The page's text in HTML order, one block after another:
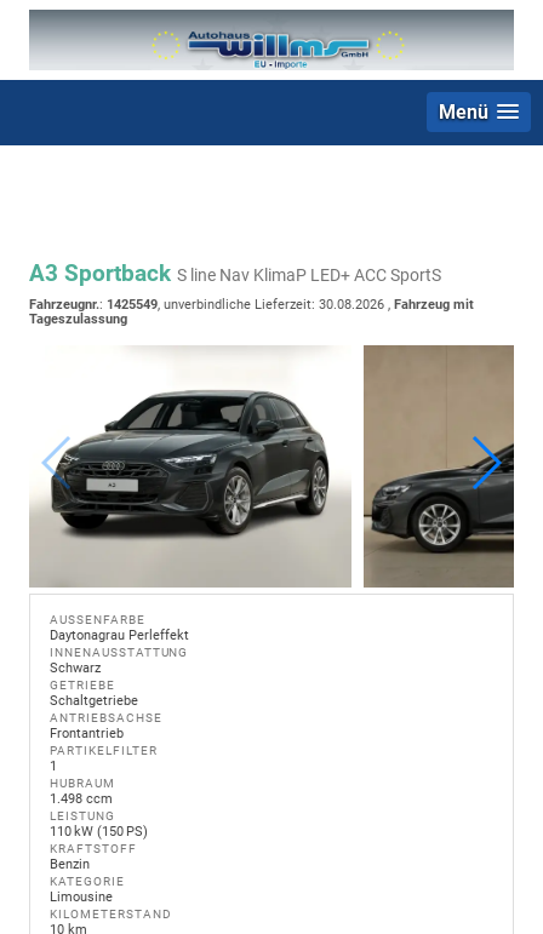
Menü
A3 Sportback S line Nav KlimaP LED+ ACC SportS
Fahrzeugnr.: 1425549, unverbindliche Lieferzeit: 30.08.2026 , Fahrzeug mit
Tageszulassung
AUSSENFARBE
Daytonagrau Perleffekt
INNENAUSSTATTUNG
Schwarz
GETRIEBE
Schaltgetriebe
ANTRIEBSACHSE
Frontantrieb
PARTIKELFILTER
1
HUBRAUM
1.498 ccm
LEISTUNG
110 kW (150 PS)
KRAFTSTOFF
Benzin
KATEGORIE
Limousine
KILOMETERSTAND
10 km